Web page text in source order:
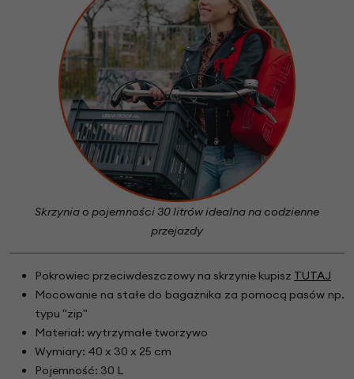
Skrzynia o pojemności 30 litrów idealna na codzienne
przejazdy
Pokrowiec przeciwdeszczowy na skrzynie kupisz TUTAJ
Mocowanie na stałe do bagażnika za pomocą pasów np.
typu "zip"
Materiał: wytrzymałe tworzywo
Wymiary: 40 x 30 x 25 cm
Pojemność: 30 L